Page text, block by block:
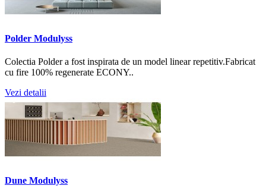
Polder Modulyss
Colectia Polder a fost inspirata de un model linear repetitiv.Fabricat
cu fire 100% regenerate ECONY..
Vezi detalii
Dune Modulyss